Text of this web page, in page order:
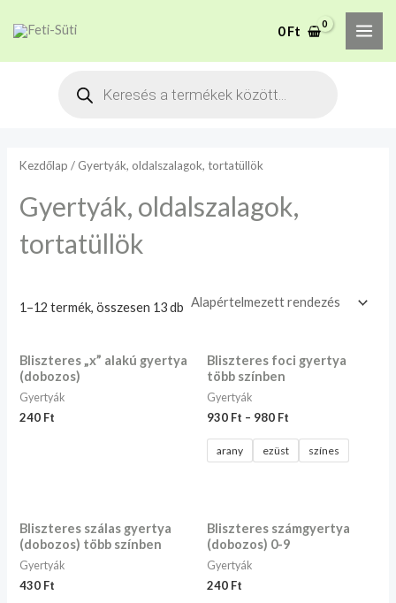
content
0Ft
Products
i
n
x
á
Kezdőlap / Gyertyák, oldalszalagok, tortatüllök
Gyertyák, oldalszalagok,
tortatüllök
1–12 termék, összesen 13 db
Bliszteres „x” alakú gyertya
(dobozos)
Gyertyák
240 Ft
Bliszteres foci gyertya
több színben
Gyertyák
930 Ft – 980 Ft
arany ezüst színes
Bliszteres szálas gyertya
(dobozos) több színben
Gyertyák
430 Ft
Bliszteres számgyertya
(dobozos) 0-9
Gyertyák
240 Ft
A mélyhűtött termékeket
csakis saját felelősségre
Megértettem